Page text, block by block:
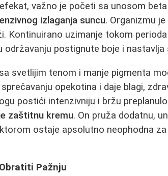
važno je početi sa unosom
izlaganja suncu. Organizmu
Kontinuirano uzimanje tokom
održavanju postignute boje i
svetlijim tenom i manje pigmenta
opekotina i daje blagi,
postići intenzivniju i bržu
zaštitnu kremu. On pruža dodatnu,
ostaje apsolutno neophodna
Pažnju